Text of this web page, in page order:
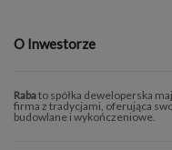
O Inwestorze
Rabato spółka deweloperska
firma z tradycjami, oferująca
budowlane i wykończeniowe.